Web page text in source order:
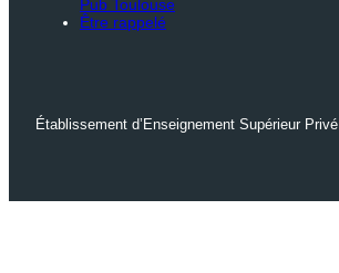
Pub Toulouse
Être rappelé
Établissement d’Enseignement Supérieur Privé